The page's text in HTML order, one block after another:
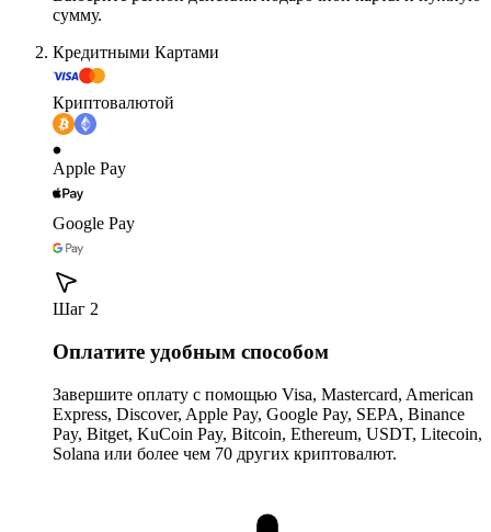
сумму.
Кредитными Картами
Криптовалютой
Apple Pay
Google Pay
Шаг 2
Оплатите удобным способом
Завершите оплату с помощью Visa, Mastercard, American
Express, Discover, Apple Pay, Google Pay, SEPA, Binance
Pay, Bitget, KuCoin Pay, Bitcoin, Ethereum, USDT, Litecoin,
Solana или более чем 70 других криптовалют.